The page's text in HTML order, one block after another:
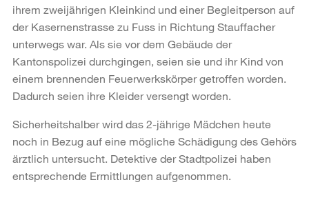
ihrem zweijährigen Kleinkind und einer Begleitperson auf
der Kasernenstrasse zu Fuss in Richtung Stauffacher
unterwegs war. Als sie vor dem Gebäude der
Kantonspolizei durchgingen, seien sie und ihr Kind von
einem brennenden Feuerwerkskörper getroffen worden.
Dadurch seien ihre Kleider versengt worden.
Sicherheitshalber wird das 2-jährige Mädchen heute
noch in Bezug auf eine mögliche Schädigung des Gehörs
ärztlich untersucht. Detektive der Stadtpolizei haben
entsprechende Ermittlungen aufgenommen.